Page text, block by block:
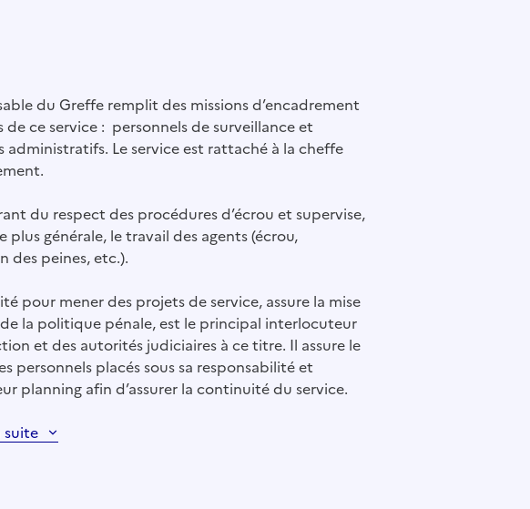
du Greffe remplit des missions d’encadrement
de ce service : personnels de surveillance et
administratifs. Le service est rattaché à la cheffe
du respect des procédures d’écrou et supervise,
plus générale, le travail des agents (écrou,
des peines, etc.).
pour mener des projets de service, assure la mise
la politique pénale, est le principal interlocuteur
et des autorités judiciaires à ce titre. Il assure le
personnels placés sous sa responsabilité et
planning afin d’assurer la continuité du service.
suite